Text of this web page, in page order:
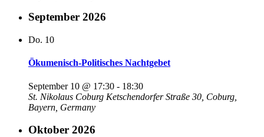
September 2026
Do. 10
Ökumenisch-Politisches Nachtgebet
September 10 @ 17:30 - 18:30
St. Nikolaus Coburg Ketschendorfer Straße 30, Coburg,
Bayern, Germany
Oktober 2026